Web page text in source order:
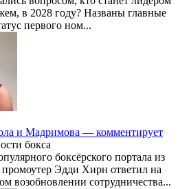
в 2028 году? Названы главные
первого ном...
и Мадримова — комментирует
боксёрского портала из
Эдди Хирн ответил на
возобновлении сотрудничества...